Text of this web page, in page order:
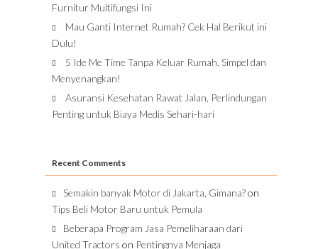
Furnitur Multifungsi Ini
Mau Ganti Internet Rumah? Cek Hal Berikut ini
Dulu!
5 Ide Me Time Tanpa Keluar Rumah, Simpel dan
Menyenangkan!
Asuransi Kesehatan Rawat Jalan, Perlindungan
Penting untuk Biaya Medis Sehari-hari
Recent Comments
Semakin banyak Motor di Jakarta, Gimana?on
Tips Beli Motor Baru untuk Pemula
Beberapa Program Jasa Pemeliharaan dari
United Tractors on Pentingnya Menjaga